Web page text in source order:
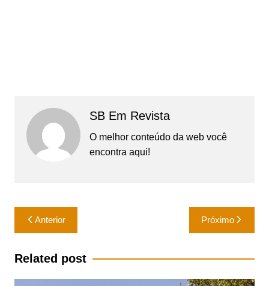
SB Em Revista
O melhor conteúdo da web você
encontra aqui!
Navegação
de
Post
Anterior Próximo
Related post